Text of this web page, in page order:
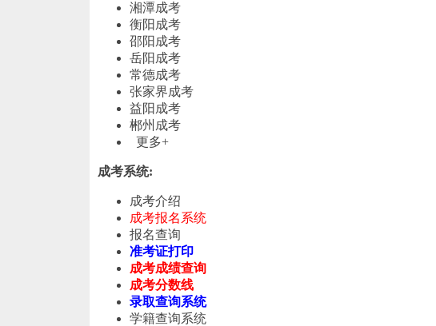
湘潭成考
衡阳成考
邵阳成考
岳阳成考
常德成考
张家界成考
益阳成考
郴州成考
更多+
成考系统:
成考介绍
成考报名系统
报名查询
准考证打印
成考成绩查询
成考分数线
录取查询系统
学籍查询系统